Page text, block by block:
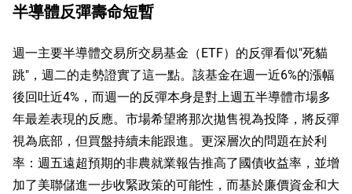
半導體反彈壽命短暫
週一主要半導體交易所交易基金（ETF）的反彈看似"死貓
跳"，週二的走勢證實了這一點。該基金在週一近6%的漲幅
後回吐近4%，而週一的反彈本身是對上週五半導體市場多
年最差表現的反應。市場希望將那次拋售視為投降，將反彈
視為底部，但買盤持續未能跟進。更深層次的問題在於利
率：週五遠超預期的非農就業報告推高了國債收益率，並增
加了美聯儲進一步收緊政策的可能性，而基於廉價資金和大